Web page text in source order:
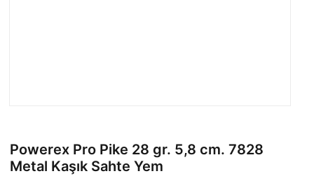
Powerex Pro Pike 28 gr. 5,8 cm. 7828
Metal Kaşık Sahte Yem